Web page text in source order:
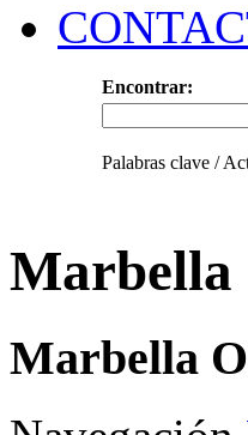
Encontrar:
Palabras clave /
Marbella
Marbella